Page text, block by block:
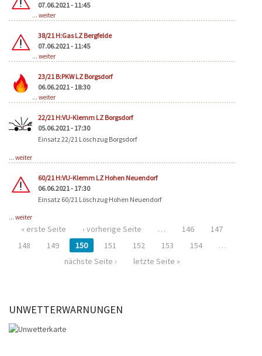
07.06.2021 - 11:45
... weiter
38/21 H:Gas LZ Bergfelde
07.06.2021 - 11:45
... weiter
23/21 B:PKW LZ Borgsdorf
06.06.2021 - 18:30
... weiter
22/21 H:VU-Klemm LZ Borgsdorf
05.06.2021 - 17:30
Einsatz 22/21 Löschzug Borgsdorf
... weiter
60/21 H:VU-Klemm LZ Hohen Neuendorf
06.06.2021 - 17:30
Einsatz 60/21 Löschzug Hohen Neuendorf
... weiter
« erste Seite ‹ vorherige Seite … 146
147
148
149 150 151 152 153 154
…
nächste Seite ›
letzte Seite »
UNWETTERWARNUNGEN